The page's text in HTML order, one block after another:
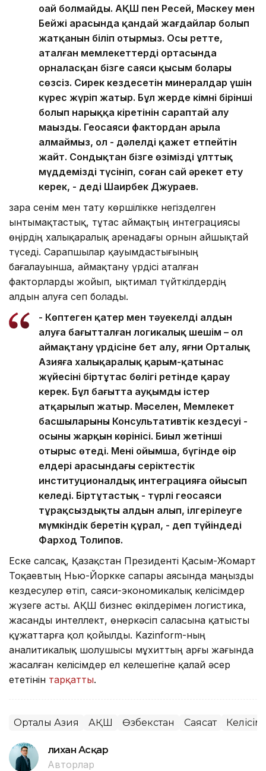
оңай болмайды. АҚШ пен Ресей, Мәскеу мен
Бейжің арасында қандай жағдайлар болып
жатқанын біліп отырмыз. Осы ретте,
аталған мемлекеттердің ортасында
орналасқан бізге саяси қысым болары
сөзсіз. Сирек кездесетін минералдар үшін
күрес жүріп жатыр. Бұл жерде кімнің бірінші
болып нарыққа кіретінін сараптай алу
маңызды. Геосаяси фактордан арыла
алмаймыз, ол - дәлелді қажет етпейтін
жайт. Сондықтан бізге өзіміздің ұлттық
мүддемізді түсініп, соған сай әрекет ету
керек, - деді Шаирбек Джураев.
Өзара сенім мен тату көршілікке негізделген
ынтымақтастық, тұтас аймақтың интеграциясы
өңірдің халықаралық аренадағы орнын айшықтай
түседі. Сарапшылар қауымдастығының
бағалауынша, аймақтану үрдісі аталған
факторларды жойып, ықтимал түйткілдердің
алдын алуға сеп болады.
- Көптеген қатер мен тәуекелдің алдын
алуға бағытталған логикалық шешім – ол
аймақтану үрдісіне бет алу, яғни Орталық
Азияға халықаралық қарым-қатынас
жүйесінің біртұтас бөлігі ретінде қарау
керек. Бұл бағытта ауқымды істер
атқарылып жатыр. Мәселен, Мемлекет
басшыларының Консультативтік кездесуі -
осының жарқын көрінісі. Биыл жетінші
отырыс өтеді. Менің ойымша, бүгінде өңір
елдері арасындағы серіктестік
институционалдық интеграцияға ойысып
келеді. Біртұтастық - түрлі геосаяси
тұрақсыздықтың алдын алып, ілгерілеуге
мүмкіндік беретін құрал, - деп түйіндеді
Фарход Толипов.
Еске салсақ, Қазақстан Президенті Қасым-Жомарт
Тоқаевтың Нью-Йоркке сапары аясында маңызды
кездесулер өтіп, саяси-экономикалық келісімдер
жүзеге асты. АҚШ бизнес өкілдерімен логистика,
жасанды интеллект, өнеркәсіп саласына қатысты
құжаттарға қол қойылды. Kazinform-ның
аналитикалық шолушысы мұхиттың арғы жағында
жасалған келісімдер ел келешегіне қалай әсер
ететінін тарқатты.
Орталық Азия АҚШ Өзбекстан Саясат
Әлихан Асқар
Авторлар